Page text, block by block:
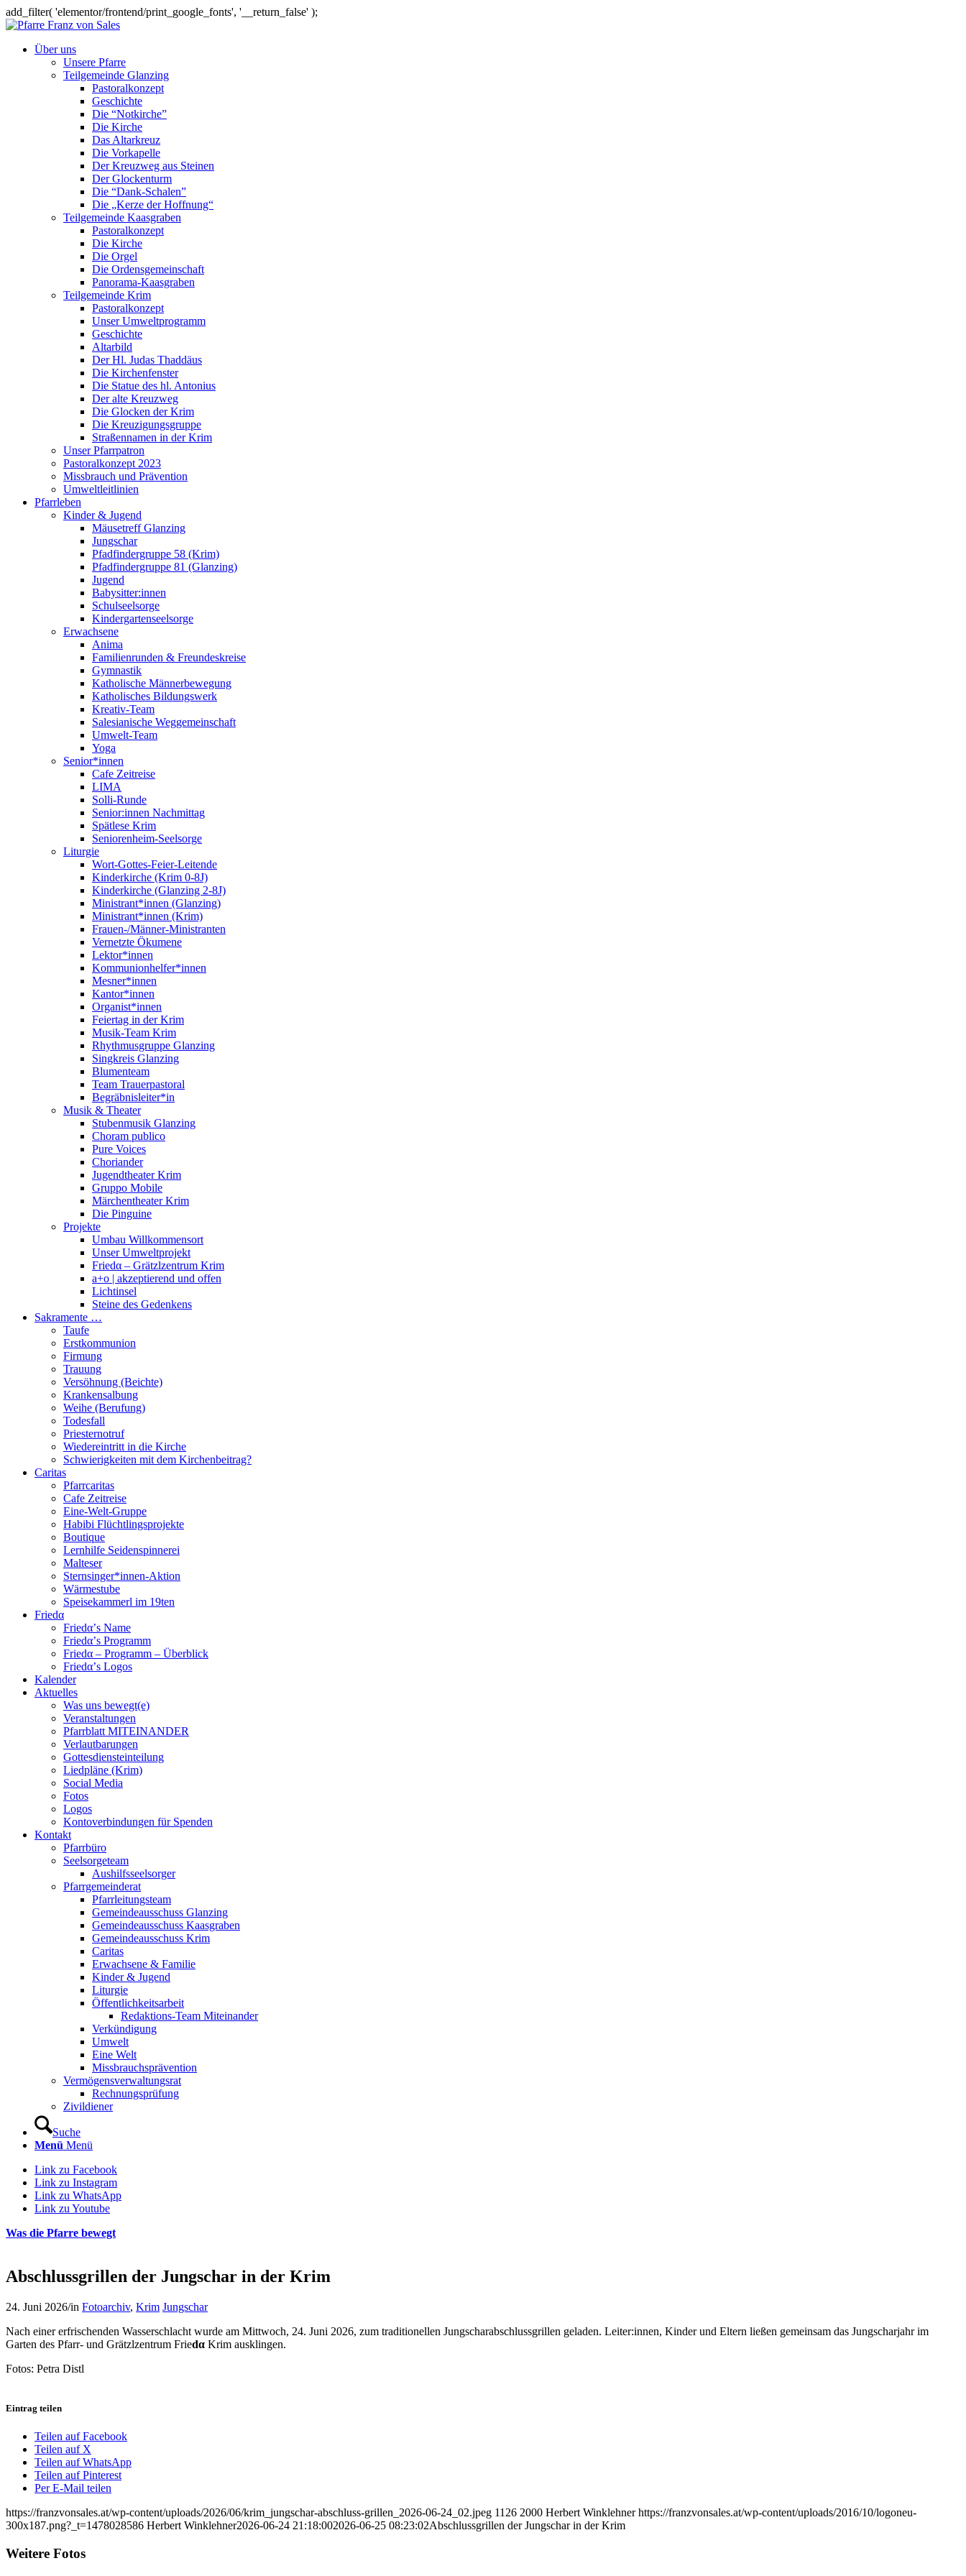
add_filter( 'elementor/frontend/print_google_fonts', '__return_false' );
Über uns
Unsere Pfarre
Teilgemeinde Glanzing
Pastoralkonzept
Geschichte
Die “Notkirche”
Die Kirche
Das Altarkreuz
Die Vorkapelle
Der Kreuzweg aus Steinen
Der Glockenturm
Die “Dank-Schalen”
Die „Kerze der Hoffnung“
Teilgemeinde Kaasgraben
Pastoralkonzept
Die Kirche
Die Orgel
Die Ordensgemeinschaft
Panorama-Kaasgraben
Teilgemeinde Krim
Pastoralkonzept
Unser Umweltprogramm
Geschichte
Altarbild
Der Hl. Judas Thaddäus
Die Kirchenfenster
Die Statue des hl. Antonius
Der alte Kreuzweg
Die Glocken der Krim
Die Kreuzigungsgruppe
Straßennamen in der Krim
Unser Pfarrpatron
Pastoralkonzept 2023
Missbrauch und Prävention
Umweltleitlinien
Pfarrleben
Kinder & Jugend
Mäusetreff Glanzing
Jungschar
Pfadfindergruppe 58 (Krim)
Pfadfindergruppe 81 (Glanzing)
Jugend
Babysitter:innen
Schulseelsorge
Kindergartenseelsorge
Erwachsene
Anima
Familienrunden & Freundeskreise
Gymnastik
Katholische Männerbewegung
Katholisches Bildungswerk
Kreativ-Team
Salesianische Weggemeinschaft
Umwelt-Team
Yoga
Senior*innen
Cafe Zeitreise
LIMA
Solli-Runde
Senior:innen Nachmittag
Spätlese Krim
Seniorenheim-Seelsorge
Liturgie
Wort-Gottes-Feier-Leitende
Kinderkirche (Krim 0-8J)
Kinderkirche (Glanzing 2-8J)
Ministrant*innen (Glanzing)
Ministrant*innen (Krim)
Frauen-/Männer-Ministranten
Vernetzte Ökumene
Lektor*innen
Kommunionhelfer*innen
Mesner*innen
Kantor*innen
Organist*innen
Feiertag in der Krim
Musik-Team Krim
Rhythmusgruppe Glanzing
Singkreis Glanzing
Blumenteam
Team Trauerpastoral
Begräbnisleiter*in
Musik & Theater
Stubenmusik Glanzing
Choram publico
Pure Voices
Choriander
Jugendtheater Krim
Gruppo Mobile
Märchentheater Krim
Die Pinguine
Projekte
Umbau Willkommensort
Unser Umweltprojekt
Friedα – Grätzlzentrum Krim
a+o | akzeptierend und offen
Lichtinsel
Steine des Gedenkens
Sakramente …
Taufe
Erstkommunion
Firmung
Trauung
Versöhnung (Beichte)
Krankensalbung
Weihe (Berufung)
Todesfall
Priesternotruf
Wiedereintritt in die Kirche
Schwierigkeiten mit dem Kirchenbeitrag?
Caritas
Pfarrcaritas
Cafe Zeitreise
Eine-Welt-Gruppe
Habibi Flüchtlingsprojekte
Boutique
Lernhilfe Seidenspinnerei
Malteser
Sternsinger*innen-Aktion
Wärmestube
Speisekammerl im 19ten
Friedα
Friedα’s Name
Friedα’s Programm
Friedα – Programm – Überblick
Friedα’s Logos
Kalender
Aktuelles
Was uns bewegt(e)
Veranstaltungen
Pfarrblatt MITEINANDER
Verlautbarungen
Gottesdiensteinteilung
Liedpläne (Krim)
Social Media
Fotos
Logos
Kontoverbindungen für Spenden
Kontakt
Pfarrbüro
Seelsorgeteam
Aushilfsseelsorger
Pfarrgemeinderat
Pfarrleitungsteam
Gemeindeausschuss Glanzing
Gemeindeausschuss Kaasgraben
Gemeindeausschuss Krim
Caritas
Erwachsene & Familie
Kinder & Jugend
Liturgie
Öffentlichkeitsarbeit
Redaktions-Team Miteinander
Verkündigung
Umwelt
Eine Welt
Missbrauchsprävention
Vermögensverwaltungsrat
Rechnungsprüfung
Zivildiener
Suche
Menü Menü
Link zu Facebook
Link zu Instagram
Link zu WhatsApp
Link zu Youtube
Was die Pfarre bewegt
Abschlussgrillen der Jungschar in der Krim
24. Juni 2026/in Fotoarchiv, Krim Jungschar
Nach einer erfrischenden Wasserschlacht wurde am Mittwoch, 24. Juni 2026, zum traditionellen Jungscharabschlussgrillen geladen. Leiter:innen, Kinder und Eltern ließen gemeinsam das Jungscharjahr im
Garten des Pfarr- und Grätzlzentrum Friedα Krim ausklingen.
Fotos: Petra Distl
Eintrag teilen
Teilen auf Facebook
Teilen auf X
Teilen auf WhatsApp
Teilen auf Pinterest
Per E-Mail teilen
https://franzvonsales.at/wp-content/uploads/2026/06/krim_jungschar-abschluss-grillen_2026-06-24_02.jpeg 1126 2000 Herbert Winklehner https://franzvonsales.at/wp-content/uploads/2016/10/logoneu-
300x187.png?_t=1478028586 Herbert Winklehner2026-06-24 21:18:002026-06-25 08:23:02Abschlussgrillen der Jungschar in der Krim
Weitere Fotos